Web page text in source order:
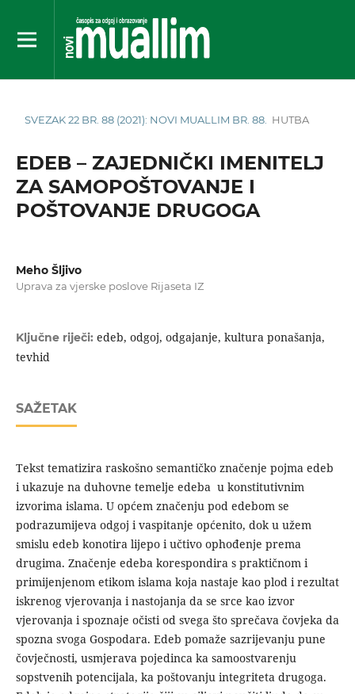
SVEZAK 22 BR. 88 (2021): NOVI MUALLIM BR. 88. HUTBA
EDEB – ZAJEDNIČKI IMENITELJ
ZA SAMOPOŠTOVANJE I
POŠTOVANJE DRUGOGA
Meho Šljivo
Uprava za vjerske poslove Rijaseta IZ
Ključne riječi: edeb, odgoj, odgajanje, kultura ponašanja,
tevhid
SAŽETAK
Tekst tematizira raskošno semantičko značenje pojma edeb
i ukazuje na duhovne temelje edeba u konstitutivnim
izvorima islama. U općem značenju pod edebom se
podrazumijeva odgoj i vaspitanje općenito, dok u užem
smislu edeb konotira lijepo i učtivo ophođenje prema
drugima. Značenje edeba korespondira s praktičnom i
primijenjenom etikom islama koja nastaje kao plod i rezultat
iskrenog vjerovanja i nastojanja da se srce kao izvor
vjerovanja i spoznaje očisti od svega što sprečava čovjeka da
spozna svoga Gospodara. Edeb pomaže sazrijevanju pune
čovječnosti, usmjerava pojedinca ka samoostvarenju
sopstvenih potencijala, ka poštovanju integriteta drugoga.